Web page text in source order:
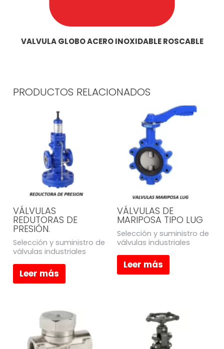
VALVULA GLOBO ACERO INOXIDABLE ROSCABLE
PRODUCTOS RELACIONADOS
VÁLVULAS
REDUTORAS DE
PRESIÓN.
Selección y suministro de
válvulas industriales
Leer más
VÁLVULAS DE
MARIPOSA TIPO LUG
Selección y suministro de
válvulas industriales
Leer más